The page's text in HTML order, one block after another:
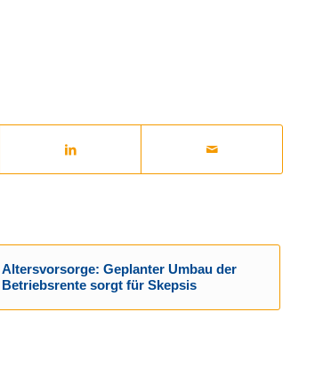
Altersvorsorge: Geplanter Umbau der
Betriebsrente sorgt für Skepsis